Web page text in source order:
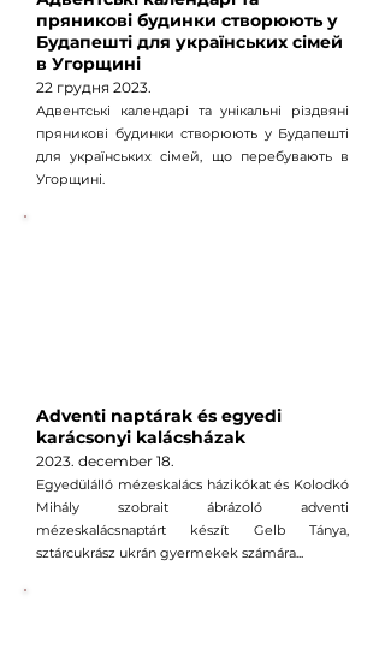
пряникові будинки створюють у
Будапешті для українських сімей
в Угорщині
22 грудня 2023.
Адвентські календарі та унікальні різдвяні
пряникові будинки створюють у Будапешті
для українських сімей, що перебувають в
Угорщині.
Adventi naptárak és egyedi
karácsonyi kalácsházak
2023. december 18.
Egyedülálló mézeskalács házikókat és Kolodkó
Mihály szobrait ábrázoló adventi
mézeskalácsnaptárt készít Gelb Tánya,
sztárcukrász ukrán gyermekek számára...